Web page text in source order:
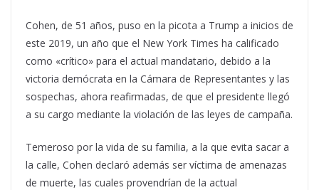
Cohen, de 51 años, puso en la picota a Trump a inicios de
este 2019, un año que el New York Times ha calificado
como «crítico» para el actual mandatario, debido a la
victoria demócrata en la Cámara de Representantes y las
sospechas, ahora reafirmadas, de que el presidente llegó
a su cargo mediante la violación de las leyes de campaña.
Temeroso por la vida de su familia, a la que evita sacar a
la calle, Cohen declaró además ser víctima de amenazas
de muerte, las cuales provendrían de la actual